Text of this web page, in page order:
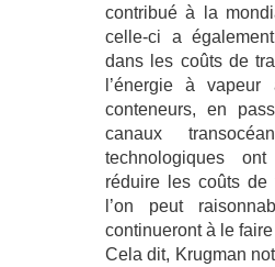
contribué à la
celle-ci a
dans les coûts de
l’énergie à
conteneurs, en
canaux
technologiques
réduire les coûts de
l’on peut
continueront à le faire
Cela dit, Krugman